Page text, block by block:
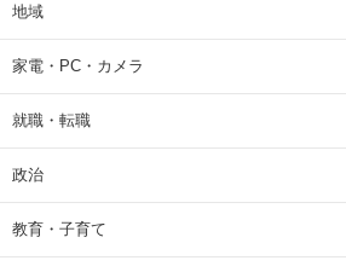
地域
家電・PC・カメラ
就職・転職
政治
教育・子育て